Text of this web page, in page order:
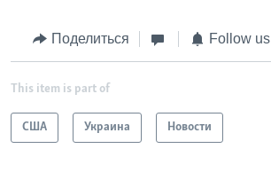
Поделиться Follow us
This item is part of
США Украина Новости